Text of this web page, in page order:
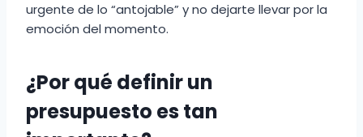
urgente de lo “antojable” y no dejarte llevar por la
emoción del momento.
¿Por qué definir un
presupuesto es tan